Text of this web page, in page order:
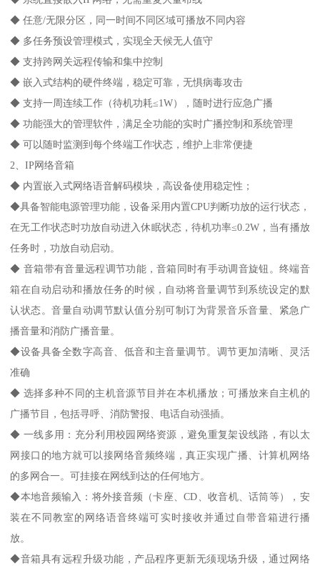
◆ 任意/无限分区，同一时间不同区域可播放不同内容
◆ 多任务预设管理模式，实现全天候无人值守
◆ 支持跨网关远程传输和集中控制
◆ 嵌入式结构的硬件终端，稳定可靠，无惧病毒攻击
◆ 支持一周连续工作（待机功耗≤1W），随时进行应急广播
◆ 功能强大的管理软件，满足全功能的实时广播控制和系统管理
◆ 可以随时监测到每个终端工作状态，维护上非常便捷
2、IP网络音箱
◆ 内置嵌入式网络语音解码模块，高设备使用稳定性；
◆具备智能电源管理功能，设备采用内置CPU判断功放的运行状态，
在无工作状态时功放自动进入休眠状态，待机功率≤0.2W，当有播放
任务时，功放自动启动。
◆ 音箱带有音量远程调节功能，音箱同时有手动调音旋钮。终端音
箱在自动启动和播放任务的时候，自动将音量调节到系统设定的默
认状态。音量自动调节默认值分别可制订为背景音乐音量、紧急广
播音量和消防广播音量。
◆设备具备全数字高音、低音和主音量调节。调节更加清晰、灵活
准确
◆ 选择多种不同的主机音源节目并在本机播放；可播放来自主机的
广播节目，包括寻呼、消防警报、电话自动强插。
◆ 一线多用：充分利用校园网络资源，避免重复架设线路，有以太
网接口的地方就可以接网络音频终端，真正实现广播、计算机网络
的多网合一。可挂接在网线到达的任何地方。
◆本地音频输入：将外接音频（卡座、CD、收音机、话筒等），安
装在不同教室的网络语音终端可实时接收并通过自带音箱进行播
放。
◆音箱具有远程升级功能，产品程序更新无须现场升级，通过网络